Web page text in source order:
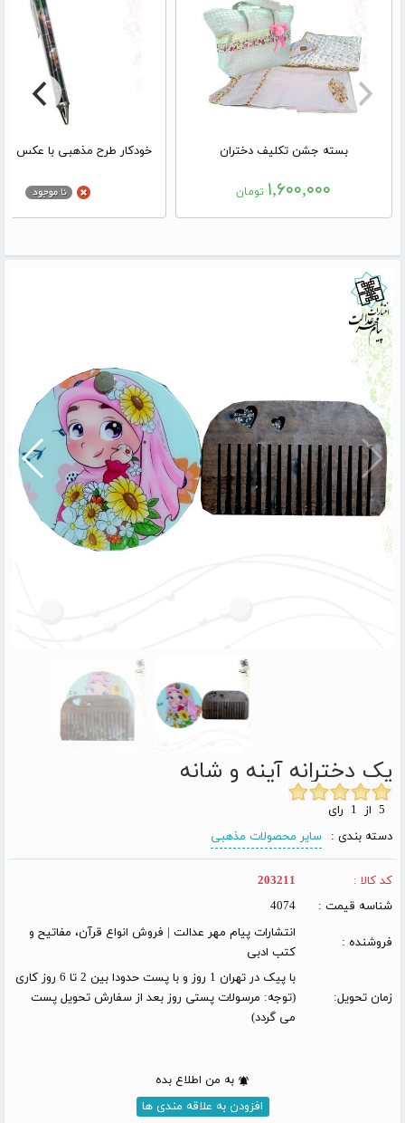
بسته جشن تکلیف دختران
۱,۶۰۰,۰۰۰ تومان
خودکار طرح مذهبی با عکس
پک دخترانه آینه و شانه
دسته بندی :
سایر محصولات مذهبی
کد کالا :
203211
شناسه قیمت :
4074
فروشنده :
انتشارات پیام مهر عدالت | فروش انواع قرآن، مفاتیح و
کتب ادبی
زمان تحویل:
با پیک در تهران 1 روز و با پست حدودا بین 2 تا 6 روز کاری
(توجه: مرسولات پستی روز بعد از سفارش تحویل پست
می گردد)
به من اطلاع بده
افزودن به علاقه مندی ها